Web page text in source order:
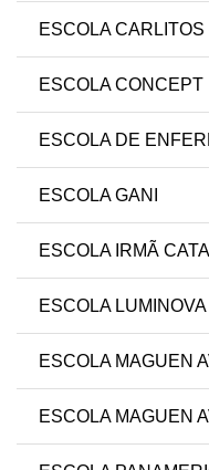
ESCOLA CARLITOS
ESCOLA CONCEPT
ESCOLA DE
ESCOLA GANI
ESCOLA IRMÃ
ESCOLA
ESCOLA MAGUEN
ESCOLA MAGUEN